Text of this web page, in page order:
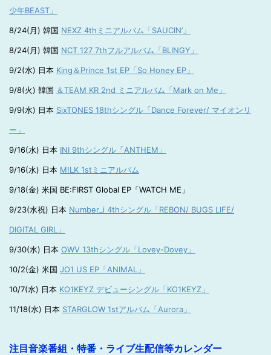
少年BEAST」
8/24(月) 韓国 NEXZ 4thミニアルバム「SAUCIN’」
8/24(月) 韓国 NCT 127 7thフルアルバム「BLINGY」
9/2(水) 日本 King＆Prince 1st EP「So Honey EP」
9/8(火) 韓国 ＆TEAM KR 2nd ミニアルバム「Mark on Me」
9/9(水) 日本 SixTONES 18thシングル「Dance Forever/ マイオンリ
ー」
9/16(水) 日本 INI 9thシングル「ANTHEM」
9/16(水) 日本 M!LK 1stミニアルバム
9/18(金) 米国 BE:FIRST Global EP「WATCH ME」
9/23(水祝) 日本 Number_i 4thシングル「REBON/ BUGS LIFE/
DIGITAL GIRL」
9/30(水) 日本 OWV 13thシングル「Lovey-Dovey」
10/2(金) 米国 JO1 US EP「ANIMAL」
10/7(水) 日本 KO1KEYZ デビューシングル「KO1KEYZ」
11/18(水) 日本 STARGLOW 1stアルバム「Aurora」
注目音楽番組・特番・ライブ生配信等カレンダー